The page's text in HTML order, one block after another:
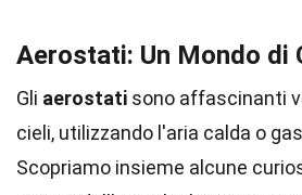
Aerostati: Un Mondo di
Gli aerostati sono affascinanti
cieli, utilizzando l'aria calda o
Scopriamo insieme alcune